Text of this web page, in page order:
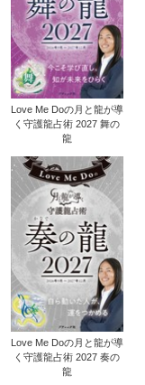
Love Me Doの月と龍が導
く守護龍占術 2027 舞の
龍
Love Me Doの月と龍が導
く守護龍占術 2027 奏の
龍